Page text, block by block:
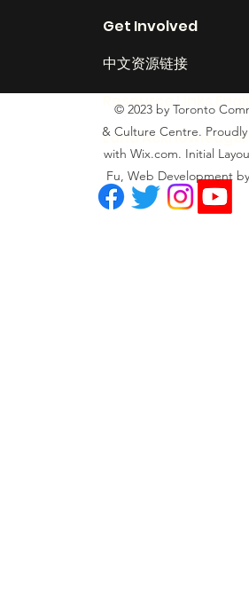
Get Involved
中文资源链接
Resource Links
© 2023 by Toronto
& Culture Centre.
with Wix.com. Initial
Fu, Web Development